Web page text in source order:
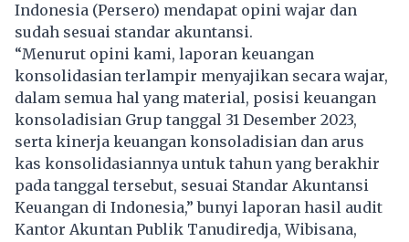
Indonesia (Persero) mendapat opini wajar dan
sudah sesuai standar akuntansi.
“Menurut opini kami, laporan keuangan
konsolidasian terlampir menyajikan secara wajar,
dalam semua hal yang material, posisi keuangan
konsoladisian Grup tanggal 31 Desember 2023,
serta kinerja keuangan konsoladisian dan arus
kas konsolidasiannya untuk tahun yang berakhir
pada tanggal tersebut, sesuai Standar Akuntansi
Keuangan di Indonesia,” bunyi laporan hasil audit
Kantor Akuntan Publik Tanudiredja, Wibisana,